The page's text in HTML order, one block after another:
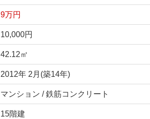
9万円
10,000円
42.12㎡
2012年 2月(築14年)
マンション / 鉄筋コンクリート
15階建